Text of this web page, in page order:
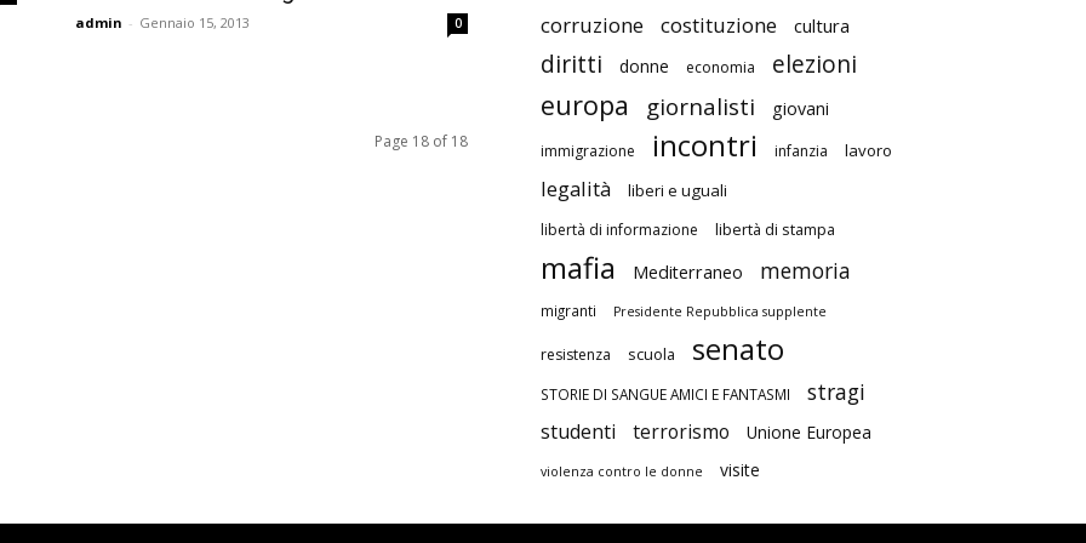
admin - Gennaio 15, 2013 0
Page 18 of 18
corruzione
costituzione cultura
diritti donne economia elezioni
europa giornalisti giovani
immigrazione incontri infanzia lavoro
legalità liberi e uguali
libertà di informazione libertà di stampa
mafia Mediterraneo memoria
migranti Presidente Repubblica supplente
resistenza scuola senato
STORIE DI SANGUE AMICI E FANTASMI stragi
studenti terrorismo Unione Europea
violenza contro le donne visite